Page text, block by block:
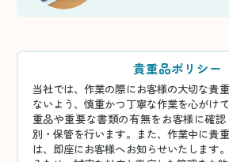
貴重品ポリシー
当社では、作業の際にお客様の大切な貴
ないよう、慎重かつ丁寧な作業を心がけ
重品や重要な書類の有無をお客様に確
別・保管を行います。また、作業中に貴
は、即座にお客様へお知らせいたします